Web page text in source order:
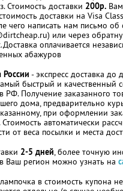
Стоимость доставки 200р.
доставки на Visa
чего написать нам письмо об
или через
оплачивается
абажуров
России - экспресс доставка до
быстрый и качественный
РФ. Получение заказанного
дома, предварительно
при оформлении
автоматически
от веса посылки и места
2-5 дней, более точную
Ваш регион можно узнать на
в стоимость купона